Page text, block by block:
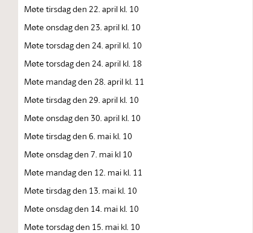
Møte tirsdag den 22. april kl. 10
Møte onsdag den 23. april kl. 10
Møte torsdag den 24. april kl. 10
Møte torsdag den 24. april kl. 18
Møte mandag den 28. april kl. 11
Møte tirsdag den 29. april kl. 10
Møte onsdag den 30. april kl. 10
Møte tirsdag den 6. mai kl. 10
Møte onsdag den 7. mai kl 10
Møte mandag den 12. mai kl. 11
Møte tirsdag den 13. mai kl. 10
Møte onsdag den 14. mai kl. 10
Møte torsdag den 15. mai kl. 10